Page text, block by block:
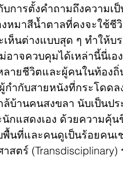
การตั้งคำถามถึงความเ
หมาสีน้ำตาลที่คงจะใช้ชี
ห็นต่างแบบสุด ๆ ทำให้บ
าจควบคุมได้เหล่านี้นี่เอ
ายชีวิตและผู้คนในท้องถิ่
ำกับสายหนังที่กระโดด
บ้านคนสงขลา นับเป็นป
กแสดงเอง ด้วยความคุ้
นที่และคนดูเป็นร้อยคน
ตร์